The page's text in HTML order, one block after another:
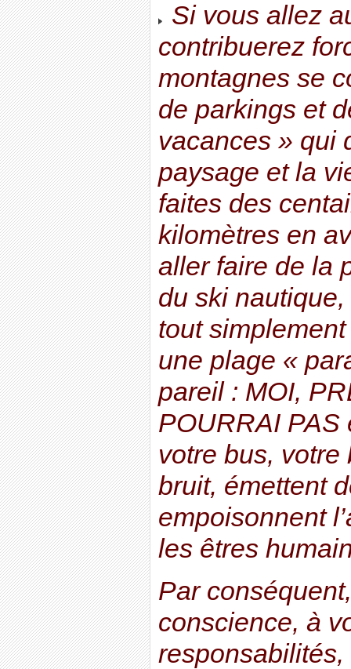
Si vous allez
contribuerez
montagnes se
de parkings et
vacances » qui
paysage et la
faites des
kilomètres en
aller faire de la
du ski
tout
une plage «
pareil : MOI,
POURRAI PAS
votre bus, votre
bruit, émettent
empoisonnent
les êtres
Par
conscience, à